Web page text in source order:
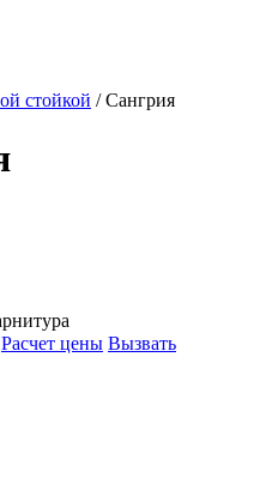
стойкой / Сангрия
Расчет цены Вызвать